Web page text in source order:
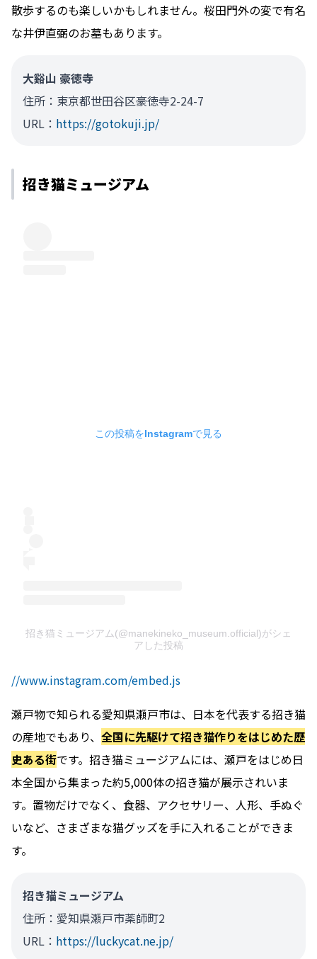
散歩するのも楽しいかもしれません。桜田門外の変で有名
な井伊直弼のお墓もあります。
大谿山 豪徳寺
住所：東京都世田谷区豪徳寺2-24-7
URL： https://gotokuji.jp/
招き猫ミュージアム
この投稿をInstagramで見る
招き猫ミュージアム(@manekineko_museum.official)がシェ
アした投稿
//www.instagram.com/embed.js
瀬戸物で知られる愛知県瀬戸市は、日本を代表する招き猫
の産地でもあり、 全国に先駆けて招き猫作りをはじめた歴
史ある街です。招き猫ミュージアムには、瀬戸をはじめ日
本全国から集まった約5,000体の招き猫が展示されいま
す。置物だけでなく、食器、アクセサリー、人形、手ぬぐ
いなど、さまざまな猫グッズを手に入れることができま
す。
招き猫ミュージアム
住所：愛知県瀬戸市薬師町2
URL： https://luckycat.ne.jp/